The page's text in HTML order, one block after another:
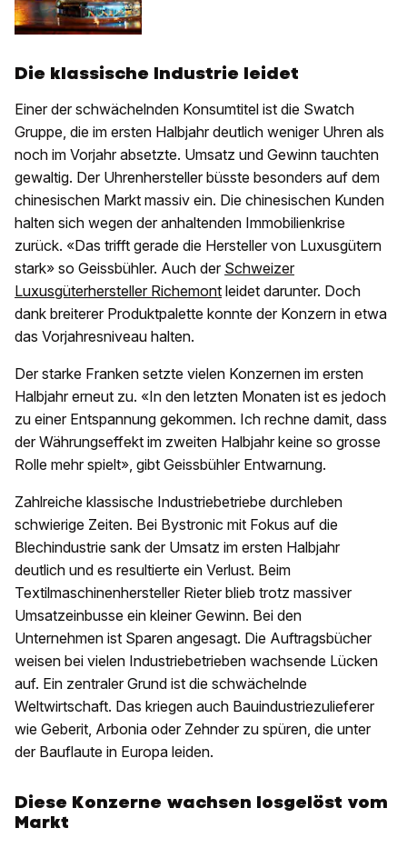
Die klassische Industrie leidet
Einer der schwächelnden Konsumtitel ist die Swatch
Gruppe, die im ersten Halbjahr deutlich weniger Uhren als
noch im Vorjahr absetzte. Umsatz und Gewinn tauchten
gewaltig. Der Uhrenhersteller büsste besonders auf dem
chinesischen Markt massiv ein. Die chinesischen Kunden
halten sich wegen der anhaltenden Immobilienkrise
zurück. «Das trifft gerade die Hersteller von Luxusgütern
stark» so Geissbühler. Auch der Schweizer
Luxusgüterhersteller Richemont leidet darunter. Doch
dank breiterer Produktpalette konnte der Konzern in etwa
das Vorjahresniveau halten.
Der starke Franken setzte vielen Konzernen im ersten
Halbjahr erneut zu. «In den letzten Monaten ist es jedoch
zu einer Entspannung gekommen. Ich rechne damit, dass
der Währungseffekt im zweiten Halbjahr keine so grosse
Rolle mehr spielt», gibt Geissbühler Entwarnung.
Zahlreiche klassische Industriebetriebe durchleben
schwierige Zeiten. Bei Bystronic mit Fokus auf die
Blechindustrie sank der Umsatz im ersten Halbjahr
deutlich und es resultierte ein Verlust. Beim
Textilmaschinenhersteller Rieter blieb trotz massiver
Umsatzeinbusse ein kleiner Gewinn. Bei den
Unternehmen ist Sparen angesagt. Die Auftragsbücher
weisen bei vielen Industriebetrieben wachsende Lücken
auf. Ein zentraler Grund ist die schwächelnde
Weltwirtschaft. Das kriegen auch Bauindustriezulieferer
wie Geberit, Arbonia oder Zehnder zu spüren, die unter
der Bauflaute in Europa leiden.
Diese Konzerne wachsen losgelöst vom
Markt